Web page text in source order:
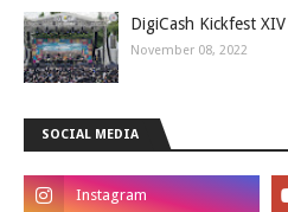
DigiCash Kickfest
November 08, 2022
SOCIAL MEDIA